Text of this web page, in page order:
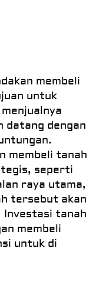
membeli
untuk
datang dengan
membeli tanah
seperti
raya utama,
tersebut akan
Investasi tanah
membeli
untuk di